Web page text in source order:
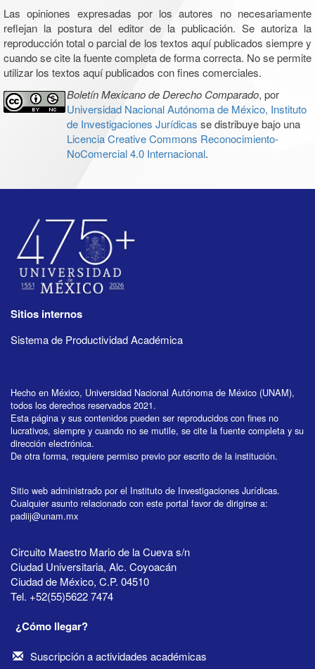
Las opiniones expresadas por los autores no necesariamente
reflejan la postura del editor de la publicación. Se autoriza la
reproducción total o parcial de los textos aquí publicados siempre y
cuando se cite la fuente completa de forma correcta. No se permite
utilizar los textos aquí publicados con fines comerciales.
Boletín Mexicano de Derecho Comparado, por
Universidad Nacional Autónoma de México, Instituto
de Investigaciones Jurídicas se distribuye bajo una
Licencia Creative Commons Reconocimiento-
NoComercial 4.0 Internacional.
Sitios internos
Sistema de Productividad Académica
Hecho en México, Universidad Nacional Autónoma de México (UNAM),
todos los derechos reservados 2021.
Esta página y sus contenidos pueden ser reproducidos con fines no
lucrativos, siempre y cuando no se mutile, se cite la fuente completa y su
dirección electrónica.
De otra forma, requiere permiso previo por escrito de la institución.
Sitio web administrado por el Instituto de Investigaciones Jurídicas.
Cualquier asunto relacionado con este portal favor de dirigirse a:
padiij@unam.mx
Circuito Maestro Mario de la Cueva s/n
Ciudad Universitaria, Alc. Coyoacán
Ciudad de México, C.P. 04510
Tel. +52(55)5622 7474
¿Cómo llegar?
Suscripción a actividades académicas